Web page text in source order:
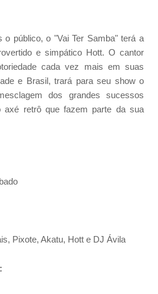
o público, o "Vai Ter Samba" terá a
e simpático Hott. O cantor
cada vez mais em suas
e Brasil, trará para seu show o
dos grandes sucessos
axé retrô que fazem parte da sua
Pixote, Akatu, Hott e DJ Ávila